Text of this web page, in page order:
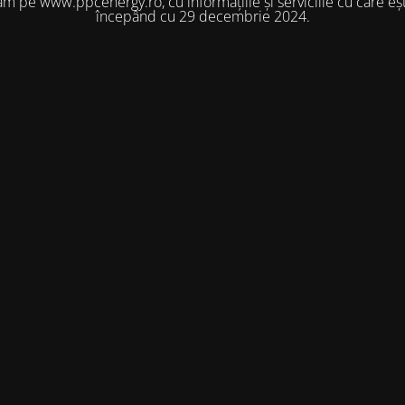
începând cu 29 decembrie 2024.